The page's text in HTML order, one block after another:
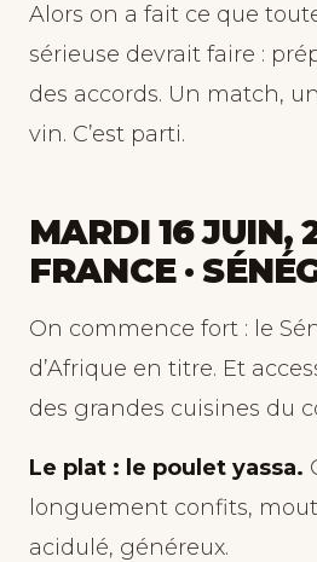
Alors on a fait ce que
sérieuse devrait faire :
des accords. Un match,
vin. C’est parti.
MARDI 16 JUIN,
FRANCE ·
On commence fort : le
d’Afrique en titre. Et
des grandes cuisines du
Le plat : le poulet yassa.
longuement confits,
acidulé, généreux.